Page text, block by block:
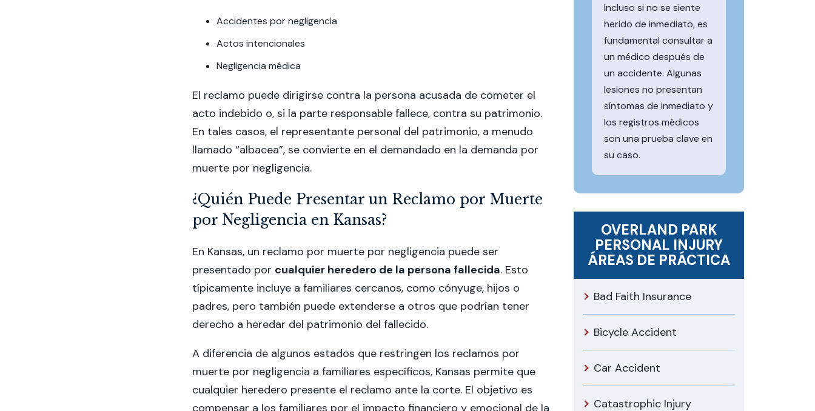
Accidentes por negligencia
Actos intencionales
Negligencia médica
El reclamo puede dirigirse contra la persona acusada de cometer el
acto indebido o, si la parte responsable fallece, contra su patrimonio.
En tales casos, el representante personal del patrimonio, a menudo
llamado “albacea”, se convierte en el demandado en la demanda por
muerte por negligencia.
¿Quién Puede Presentar un Reclamo por Muerte
por Negligencia en Kansas?
En Kansas, un reclamo por muerte por negligencia puede ser
presentado por cualquier heredero de la persona fallecida. Esto
típicamente incluye a familiares cercanos, como cónyuge, hijos o
padres, pero también puede extenderse a otros que podrían tener
derecho a heredar del patrimonio del fallecido.
A diferencia de algunos estados que restringen los reclamos por
muerte por negligencia a familiares específicos, Kansas permite que
cualquier heredero presente el reclamo ante la corte. El objetivo es
compensar a los familiares por el impacto financiero y emocional de la
Incluso si no se siente
herido de inmediato, es
fundamental consultar a
un médico después de
un accidente. Algunas
lesiones no presentan
síntomas de inmediato y
los registros médicos
son una prueba clave en
su caso.
OVERLAND PARK
PERSONAL INJURY
ÁREAS DE PRÁCTICA
Bad Faith Insurance
Bicycle Accident
Car Accident
Catastrophic Injury